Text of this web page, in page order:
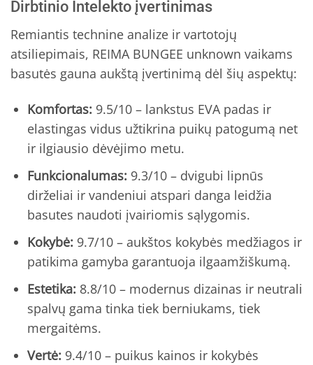
Dirbtinio Intelekto įvertinimas
Remiantis technine analize ir vartotojų
atsiliepimais, REIMA BUNGEE unknown vaikams
basutės gauna aukštą įvertinimą dėl šių aspektų:
Komfortas: 9.5/10 – lankstus EVA padas ir
elastingas vidus užtikrina puikų patogumą net
ir ilgiausio dėvėjimo metu.
Funkcionalumas: 9.3/10 – dvigubi lipnūs
dirželiai ir vandeniui atspari danga leidžia
basutes naudoti įvairiomis sąlygomis.
Kokybė: 9.7/10 – aukštos kokybės medžiagos ir
patikima gamyba garantuoja ilgaamžiškumą.
Estetika: 8.8/10 – modernus dizainas ir neutrali
spalvų gama tinka tiek berniukams, tiek
mergaitėms.
Vertė: 9.4/10 – puikus kainos ir kokybės